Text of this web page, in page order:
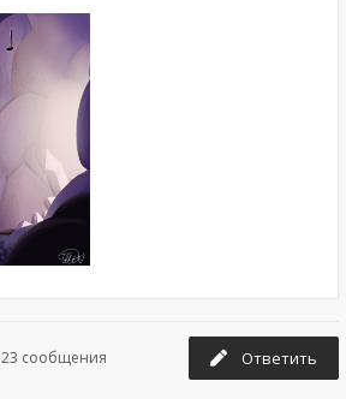
23 сообщения Ответить